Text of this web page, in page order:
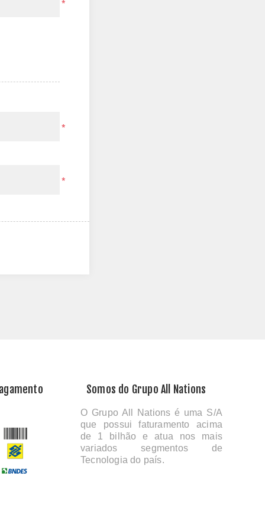
*
*
*
Somos do Grupo All Nations
O Grupo All Nations é uma S/A
que possui faturamento acima
de 1 bilhão e atua nos mais
variados segmentos de
Tecnologia do país.